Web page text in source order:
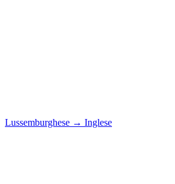
Lussemburghese → Inglese